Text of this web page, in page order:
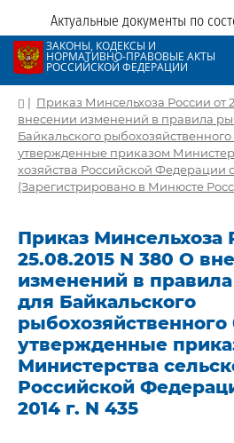
Актуальные документы по
ЗАКОНЫ, КОДЕКСЫ И
НОРМАТИВНО-ПРАВОВЫЕ АКТЫ
РОССИЙСКОЙ ФЕДЕРАЦИИ
| Приказ Минсельхоза России от
внесении изменений в правила
Байкальского рыбохозяйственного
утвержденные приказом
хозяйства Российской Федерации
(Зарегистрировано в Минюсте
Приказ Минсельхоза
25.08.2015 N 380 О
изменений в
для Байкальского
рыбохозяйственного
утвержденные
Министерства
Российской
2014 г. N 435